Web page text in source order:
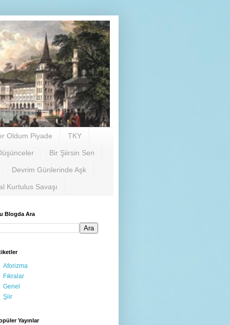
Oldum Piyade TKY
Bir Şiirsin Sen
Devrim Günlerinde Aşk
Kurtulus Savaşı
Blogda Ara
Aforizma
Fıkralar
Genel
Şiir
Yayınlar